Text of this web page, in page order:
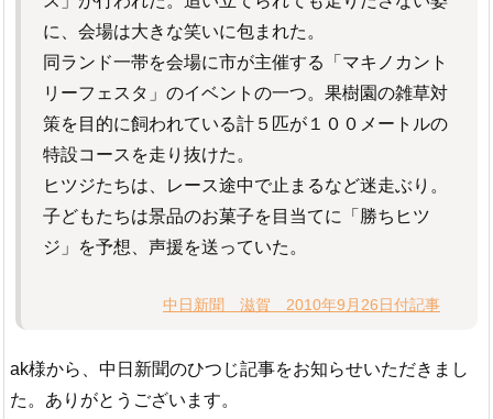
に、会場は大きな笑いに包まれた。
同ランド一帯を会場に市が主催する「マキノカント
リーフェスタ」のイベントの一つ。果樹園の雑草対
策を目的に飼われている計５匹が１００メートルの
特設コースを走り抜けた。
ヒツジたちは、レース途中で止まるなど迷走ぶり。
子どもたちは景品のお菓子を目当てに「勝ちヒツ
ジ」を予想、声援を送っていた。
中日新聞 滋賀 2010年9月26日付記事
ak様から、中日新聞のひつじ記事をお知らせいただきまし
た。ありがとうございます。